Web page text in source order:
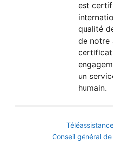
est
qualité
de notre
un
humain.
Conseil général